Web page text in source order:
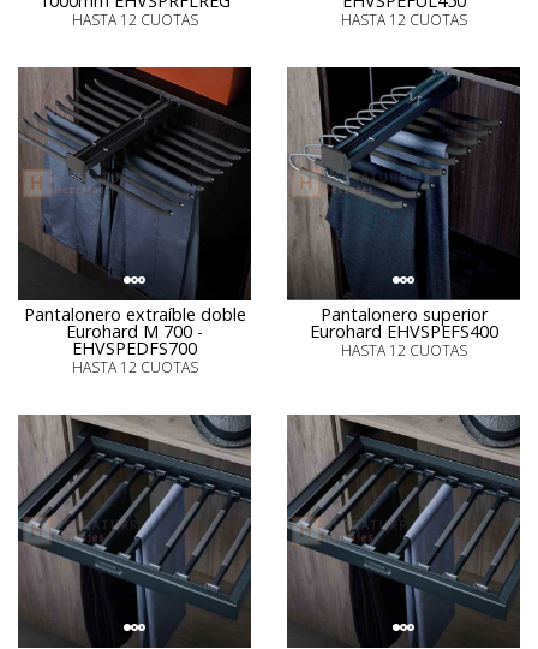
HASTA 12 CUOTAS HASTA 12 CUOTAS
Pantalonero extraíble doble
Eurohard M 700 -
EHVSPEDFS700
HASTA 12 CUOTAS
Pantalonero superior
Eurohard EHVSPEFS400
HASTA 12 CUOTAS